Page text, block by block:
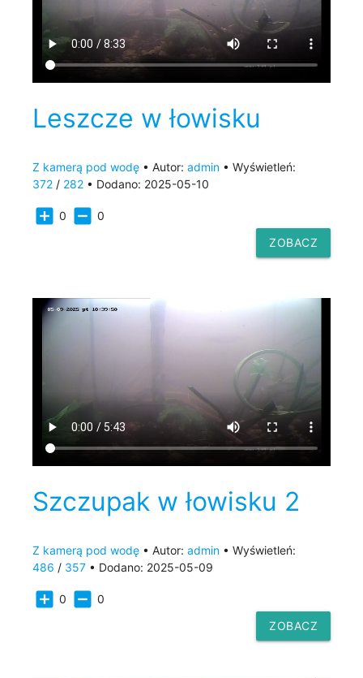
Leszcze w łowisku
Z kamerą pod wodę • Autor: admin • Wyświetleń:
372 / 282 • Dodano: 2025-05-10
add_box 0 indeterminate_check_box 0
ZOBACZ
Szczupak w łowisku 2
Z kamerą pod wodę • Autor: admin • Wyświetleń:
486 / 357 • Dodano: 2025-05-09
add_box 0 indeterminate_check_box 0
ZOBACZ